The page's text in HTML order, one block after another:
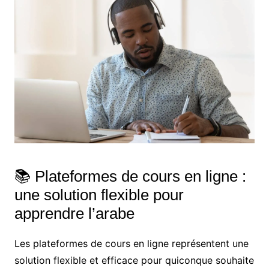
📚 Plateformes de cours en ligne :
une solution flexible pour
apprendre l’arabe
Les plateformes de cours en ligne représentent une
solution flexible et efficace pour quiconque souhaite